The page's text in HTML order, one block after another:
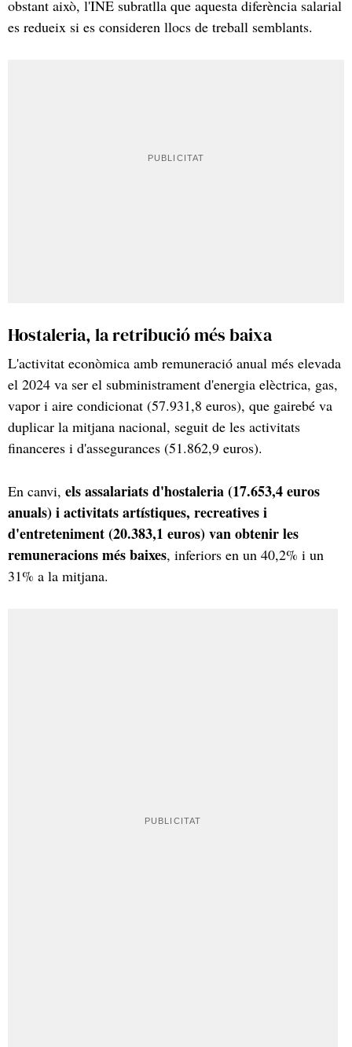
obstant això, l'INE subratlla que aquesta diferència salarial
es redueix si es consideren llocs de treball semblants.
Hostaleria, la retribució més baixa
L'activitat econòmica amb remuneració anual més elevada
el 2024 va ser el subministrament d'energia elèctrica, gas,
vapor i aire condicionat (57.931,8 euros), que gairebé va
duplicar la mitjana nacional, seguit de les activitats
financeres i d'assegurances (51.862,9 euros).
En canvi, els assalariats d'hostaleria (17.653,4 euros
anuals) i activitats artístiques, recreatives i
d'entreteniment (20.383,1 euros) van obtenir les
remuneracions més baixes, inferiors en un 40,2% i un
31% a la mitjana.